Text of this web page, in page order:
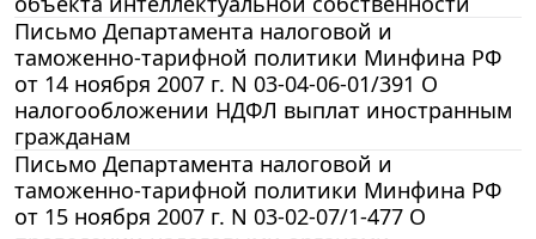
Письмо Департамента налоговой и
таможенно-тарифной политики Минфина РФ
от 14 ноября 2007 г. N 03-04-06-01/391 О
налогообложении НДФЛ выплат иностранным
гражданам
Письмо Департамента налоговой и
таможенно-тарифной политики Минфина РФ
от 15 ноября 2007 г. N 03-02-07/1-477 О